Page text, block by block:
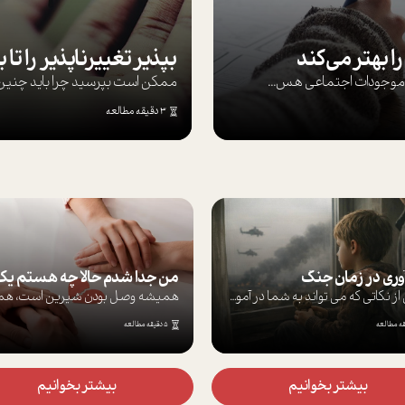
بهتر می‌کند
موجودات اجتماعی هس... ممکن است بپرسيد چرا بايد چنين
3 دقیقه مطالعه
در زمان جنگ
برخی از نکاتی که می تواند به شما در آموز...
بیشتر بخوانیم
5 دقیقه مطالعه
بیشتر بخوانیم